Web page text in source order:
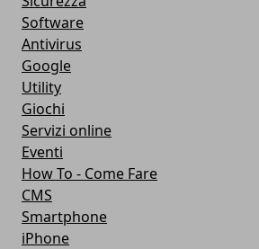
Software
Antivirus
Google
Utility
Giochi
Servizi online
Eventi
How To - Come Fare
CMS
Smartphone
iPhone